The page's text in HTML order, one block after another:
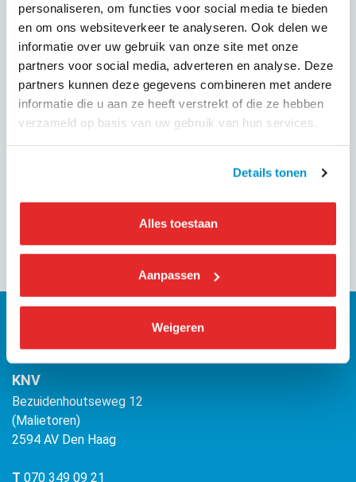
personaliseren, om functies voor social media te bieden
en om ons websiteverkeer te analyseren. Ook delen we
informatie over uw gebruik van onze site met onze
partners voor social media, adverteren en analyse. Deze
partners kunnen deze gegevens combineren met andere
informatie die u aan ze heeft verstrekt of die ze hebben
verzameld op basis van uw gebruik van hun services.
Details tonen
Alles toestaan
Aanpassen
Weigeren
Voor taxichauffeurs: Nieuw registratiesysteem
voortaxiritten | ILT
GEPUBLICEERD OP
Deel dit evenement
KNV
Bezuidenhoutseweg 12
(Malietoren)
2594 AV Den Haag
T 070 349 09 21